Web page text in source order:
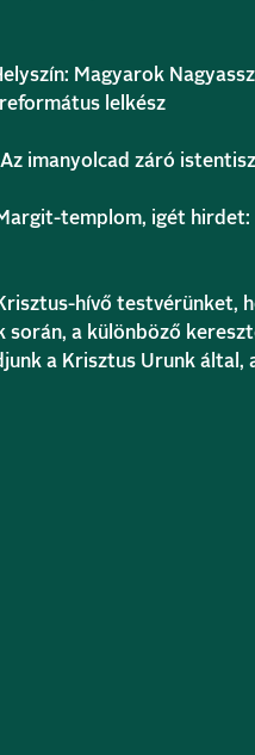
Magyarok
lelkész
Az imanyolcad záró
templom, igét
hívő testvérünket,
során, a különböző
a Krisztus Urunk által,